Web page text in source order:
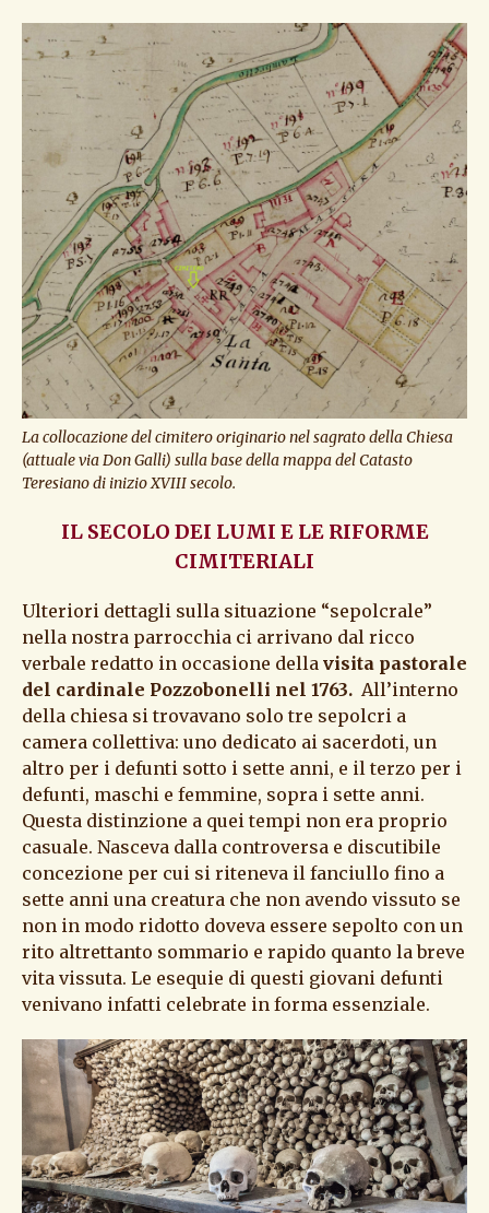
La collocazione del cimitero originario nel sagrato della Chiesa
(attuale via Don Galli) sulla base della mappa del Catasto
Teresiano di inizio XVIII secolo.
IL SECOLO DEI LUMI E LE RIFORME
CIMITERIALI
Ulteriori dettagli sulla situazione “sepolcrale”
nella nostra parrocchia ci arrivano dal ricco
verbale redatto in occasione della visita pastorale
del cardinale Pozzobonelli nel 1763. All’interno
della chiesa si trovavano solo tre sepolcri a
camera collettiva: uno dedicato ai sacerdoti, un
altro per i defunti sotto i sette anni, e il terzo per i
defunti, maschi e femmine, sopra i sette anni.
Questa distinzione a quei tempi non era proprio
casuale. Nasceva dalla controversa e discutibile
concezione per cui si riteneva il fanciullo fino a
sette anni una creatura che non avendo vissuto se
non in modo ridotto doveva essere sepolto con un
rito altrettanto sommario e rapido quanto la breve
vita vissuta. Le esequie di questi giovani defunti
venivano infatti celebrate in forma essenziale.